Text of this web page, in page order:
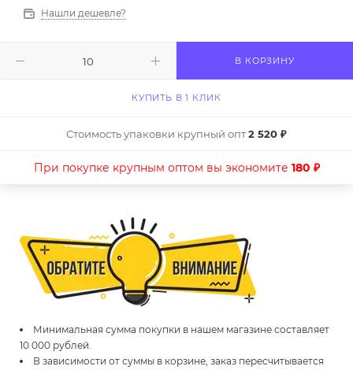
Нашли дешевле?
В КОРЗИНУ
КУПИТЬ В 1 КЛИК
Стоимость упаковки крупный опт2 520 ₽
При покупке крупным оптом вы экономите 180 ₽
Минимальная сумма покупки в нашем магазине составляет
10 000 рублей.
В зависимости от суммы в корзине, заказ пересчитывается